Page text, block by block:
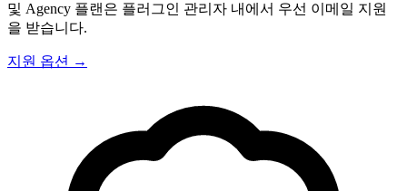
및 Agency 플랜은 플러그인 관리자 내에서 우선 이메일 지원
을 받습니다.
지원 옵션 →